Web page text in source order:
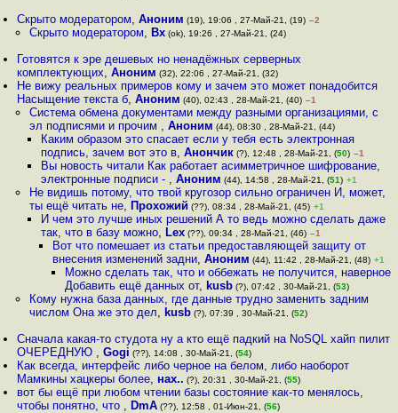
Скрыто модератором,Аноним (19), 19:06 , 27-Май-21, (19) –2
Скрыто модератором, Bx(ok), 19:26 , 27-Май-21, (24)
Готовятся к эре дешевых но ненадёжных серверных
комплектующих,Аноним (32), 22:06 , 27-Май-21, (32)
Не вижу реальных примеров кому и зачем это может понадобится
Насыщение текста б,Аноним (40), 02:43 , 28-Май-21, (40) –1
Система обмена документами между разными организациями, с
эл подписями и прочим , Аноним (44), 08:30 , 28-Май-21, (44)
Каким образом это спасает если у тебя есть электронная
подпись, зачем вот это в, Анончик(?), 12:48 , 28-Май-21, (50) –1
Вы новость читали Как работает асимметричное шифрование,
электронные подписи - , Аноним (44), 14:58 , 28-Май-21, (51) +1
Не видишь потому, что твой кругозор сильно ограничен И, может,
ты ещё читать не, Прохожий (??), 08:34 , 28-Май-21, (45) +1
И чем это лучше иных решений А то ведь можно сделать даже
так, что в базу можно, Lex(??), 09:34 , 28-Май-21, (46) –1
Вот что помешает из статьи предоставляющей защиту от
внесения изменений задни,Аноним (44), 11:42 , 28-Май-21, (48) +1
Можно сделать так, что и оббежать не получится, наверное
Добавить ещё данных от, kusb(?), 07:42 , 30-Май-21, (53)
Кому нужна база данных, где данные трудно заменить задним
числом Она же это дел, kusb(?), 07:39 , 30-Май-21, (52)
Сначала какая-то студота ну а кто ещё падкий на NoSQL хайп пилит
ОЧЕРЕДНУЮ ,Gogi (??), 14:08 , 30-Май-21, (54)
Как всегда, интерфейс либо черное на белом, либо наоборот
Мамкины хацкеры более, нах.. (?), 20:31 , 30-Май-21, (55)
вот бы ещё при любом чтении базы состояние как-то менялось,
чтобы понятно, что , DmA (??), 12:58 , 01-Июн-21, (56)